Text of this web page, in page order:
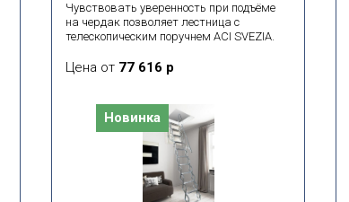
Чувствовать уверенность при подъёме
на чердак позволяет лестница с
телескопическим поручнем ACI SVEZIA.
раскладывании раздвижной
эксплуатацию ещё более безопасной.
Цена от 77 616 р
Новинка